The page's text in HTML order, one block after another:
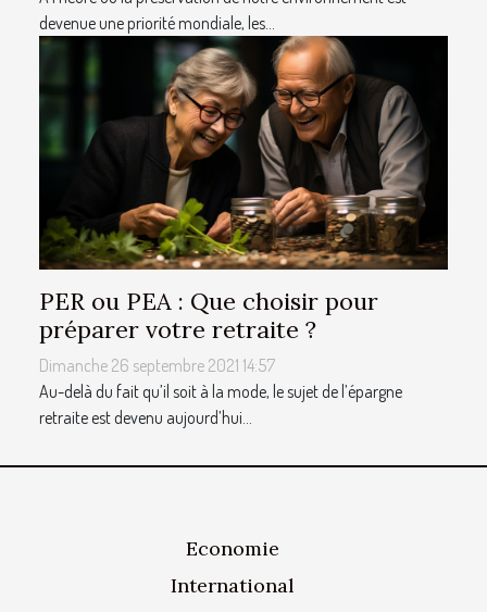
devenue une priorité mondiale, les...
PER ou PEA : Que choisir pour
préparer votre retraite ?
Dimanche 26 septembre 2021 14:57
Au-delà du fait qu’il soit à la mode, le sujet de l’épargne
retraite est devenu aujourd’hui...
Economie
International